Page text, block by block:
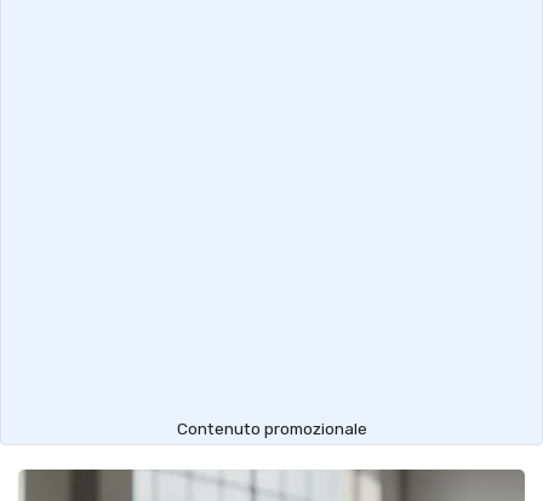
Contenuto promozionale